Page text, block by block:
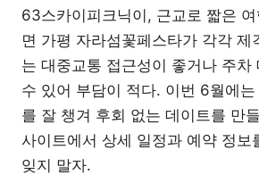
63스카이피크닉이, 근교로 짧은
면 가평 자라섬꽃페스타가 각각 제
는 대중교통 접근성이 좋거나 주차
수 있어 부담이 적다. 이번 6월에
를 잘 챙겨 후회 없는 데이트를 만
사이트에서 상세 일정과 예약 정보
잊지 말자.